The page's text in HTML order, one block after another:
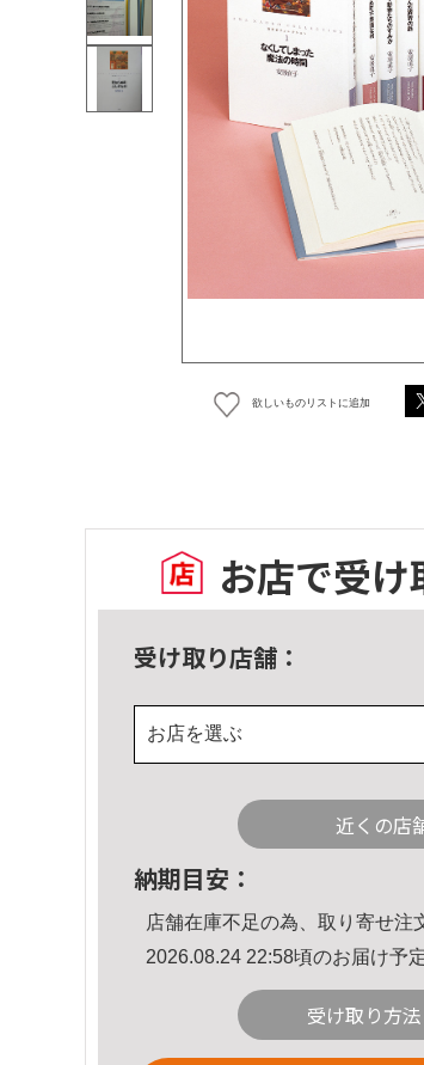
欲しいものリストに追加
お店で受け
受け取り店舗：
お店を選ぶ
近くの店
納期目安：
店舗在庫不足の為、取り寄せ注
2026.08.24 22:58頃のお届け予定
受け取り方